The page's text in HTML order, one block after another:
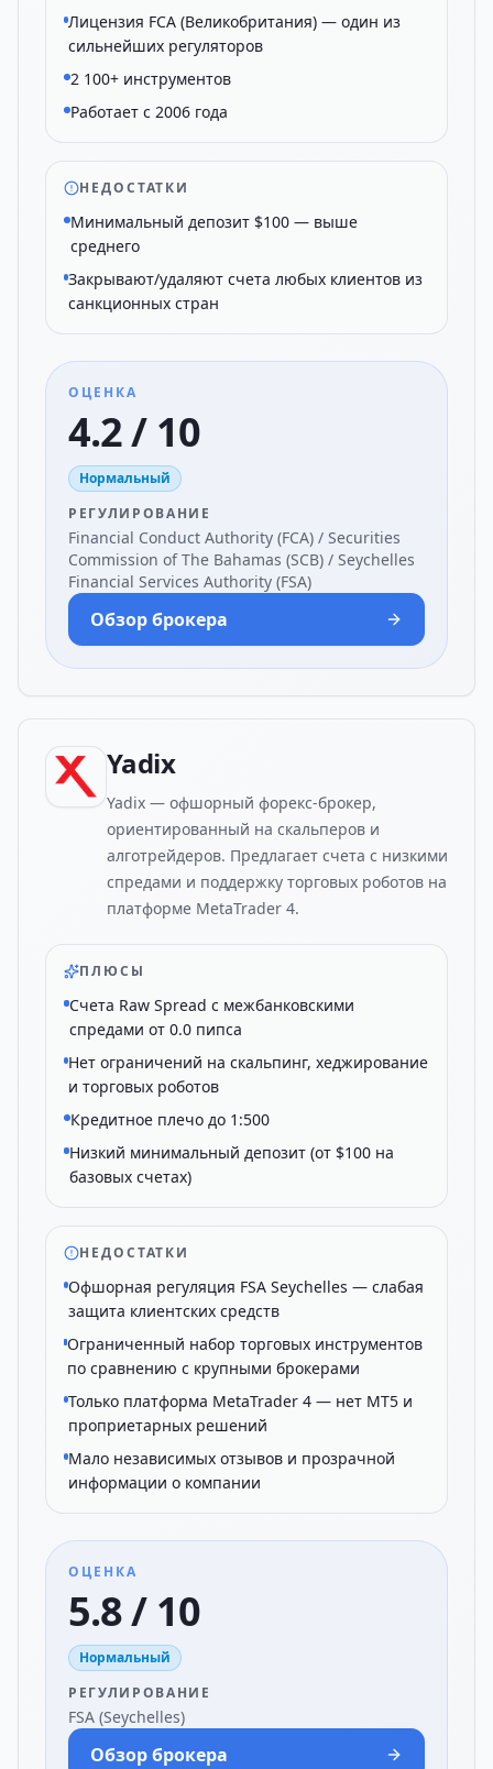
Лицензия FCA (Великобритания) — один из
сильнейших регуляторов
2 100+ инструментов
Работает с 2006 года
НЕДОСТАТКИ
Минимальный депозит $100 — выше
среднего
Закрывают/удаляют счета любых клиентов из
санкционных стран
ОЦЕНКА
4.2 / 10
Нормальный
РЕГУЛИРОВАНИЕ
Financial Conduct Authority (FCA) / Securities
Commission of The Bahamas (SCB) / Seychelles
Financial Services Authority (FSA)
Обзор брокера
Yadix
Yadix — офшорный форекс-брокер,
ориентированный на скальперов и
алготрейдеров. Предлагает счета с низкими
спредами и поддержку торговых роботов на
платформе MetaTrader 4.
ПЛЮСЫ
Счета Raw Spread с межбанковскими
спредами от 0.0 пипса
Нет ограничений на скальпинг, хеджирование
и торговых роботов
Кредитное плечо до 1:500
Низкий минимальный депозит (от $100 на
базовых счетах)
НЕДОСТАТКИ
Офшорная регуляция FSA Seychelles — слабая
защита клиентских средств
Ограниченный набор торговых инструментов
по сравнению с крупными брокерами
Только платформа MetaTrader 4 — нет MT5 и
проприетарных решений
Мало независимых отзывов и прозрачной
информации о компании
ОЦЕНКА
5.8 / 10
Нормальный
РЕГУЛИРОВАНИЕ
FSA (Seychelles)
Обзор брокера